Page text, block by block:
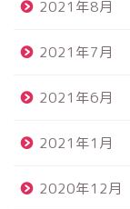
2021年8月
2021年7月
2021年6月
2021年1月
2020年12月